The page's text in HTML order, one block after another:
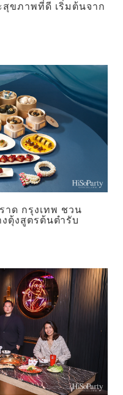
สุขภาพที่ดี เริ่มต้นจาก
าด กรุงเทพ ชวน
ตุ้งสูตรต้นตำรับ